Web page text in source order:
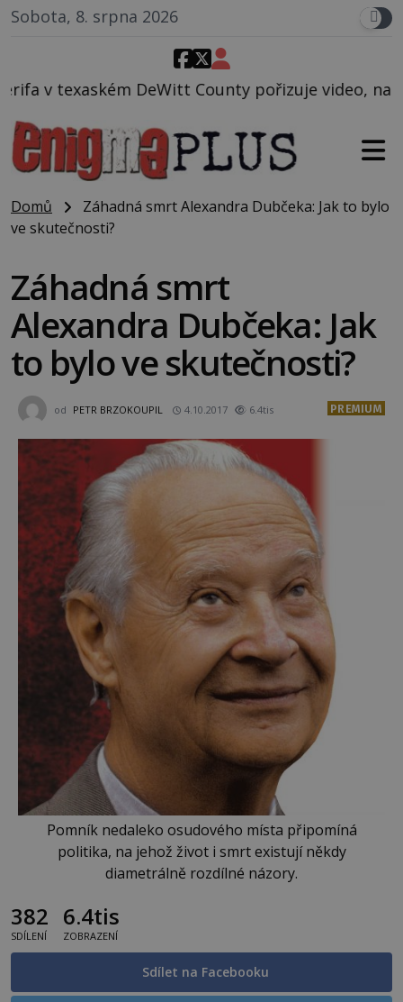
Sobota, 8. srpna 2026
County pořizuje video, na kterém před jeho
Domů
Záhadná smrt Alexandra Dubčeka: Jak to bylo
ve skutečnosti?
Záhadná smrt
Alexandra Dubčeka: Jak
to bylo ve skutečnosti?
od PETR BRZOKOUPIL 4.10.2017 6.4tis PREMIUM
Pomník nedaleko osudového místa připomíná
politika, na jehož život i smrt existují někdy
diametrálně rozdílné názory.
382
SDÍLENÍ
6.4tis
ZOBRAZENÍ
Sdílet na Facebooku